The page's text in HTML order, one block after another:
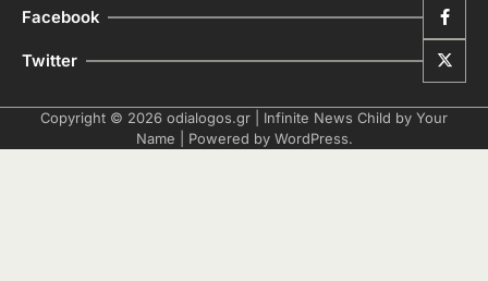
Facebook
Twitter
Copyright © 2026 odialogos.gr | Infinite News Child by Your
Name | Powered by WordPress.